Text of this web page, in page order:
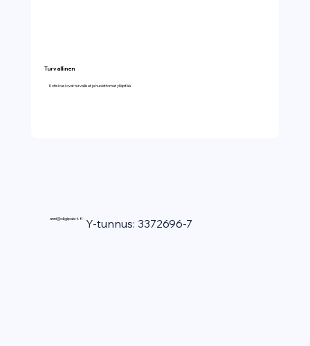
Turvallinen
Kotisivusi ovat turvalliset ja huolettomat ylläpitää.
anni@digipalet.fi Y-tunnus: 3372696-7